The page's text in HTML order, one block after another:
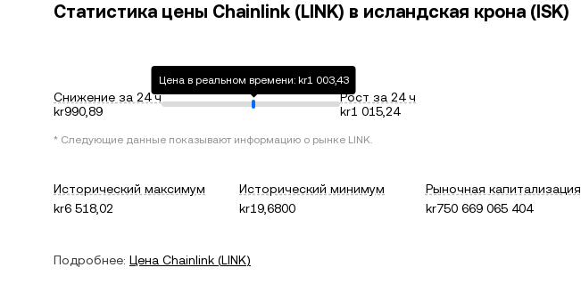
Статистика цены Chainlink (LINK) в исландская крона (ISK)
Снижение за 24 ч
kr990,89
Цена в реальном времени: kr1 003,43
Рост за 24 ч
kr1 015,24
* Следующие данные показывают информацию о рынке LINK.
Исторический максимум
kr6 518,02
Исторический минимум
kr19,6800
Рыночная капитализация
kr750 669 065 404
Подробнее: Цена Chainlink (LINK)